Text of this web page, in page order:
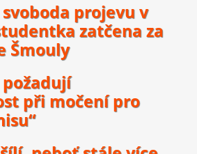
projevu v
zatčena za
Šmouly
při močení pro